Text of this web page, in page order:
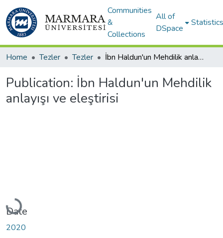
Communities
&
Collections
All of
DSpace
Statistics
Home Tezler Tezler İbn Haldun'un Mehdilik anlayışı ve eleştirisi
Publication: İbn Haldun'un Mehdilik
anlayışı ve eleştirisi
Loading...
Date
2020